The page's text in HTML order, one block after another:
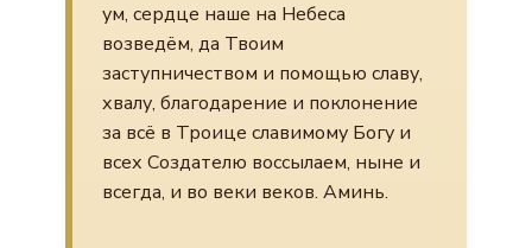
ум, сердце наше на Небеса
возведём, да Твоим
заступничеством и помощью славу,
хвалу, благодарение и поклонение
за всё в Троице славимому Богу и
всех Создателю воссылаем, ныне и
всегда, и во веки веков. Аминь.